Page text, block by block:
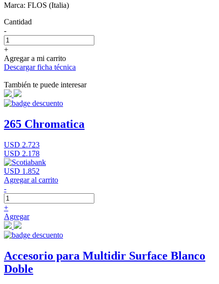
Marca: FLOS (Italia)
Cantidad
-
+
Agregar a mi carrito
Descargar ficha técnica
También te puede interesar
265 Chromatica
USD 2.723
USD 2.178
USD 1.852
Agregar al carrito
-
+
Agregar
Accesorio para Multidir Surface Blanco
Doble